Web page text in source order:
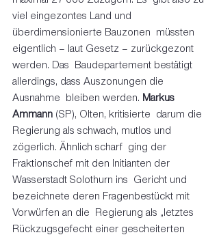
viel eingezontes Land und
überdimensionierte Bauzonen  müssten
eigentlich – laut Gesetz – zurückgezont
werden. Das  Baudepartement bestätigt
allerdings, dass Auszonungen die
Ausnahme  bleiben werden. Markus
Ammann (SP), Olten, kritisierte  darum die
Regierung als schwach, mutlos und
zögerlich. Ähnlich scharf  ging der
Fraktionschef mit den Initianten der
Wasserstadt Solothurn ins  Gericht und
bezeichnete deren Fragenbestückt mit
Vorwürfen an die  Regierung als „letztes
Rückzugsgefecht einer gescheiterten